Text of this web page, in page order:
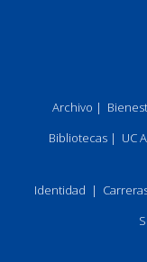
Archivo |
Bibliotecas| UC
Identidad |